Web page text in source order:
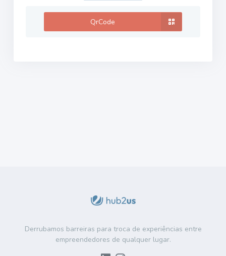
QrCode
Derrubamos barreiras para troca de experiências entre
empreendedores de qualquer lugar.